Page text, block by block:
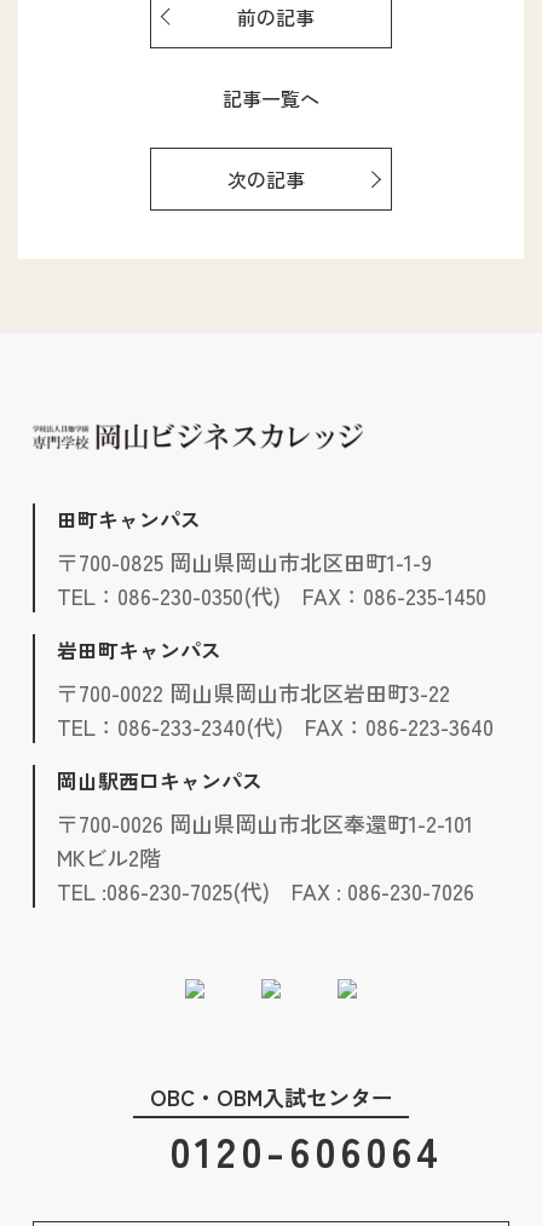
前の記事
記事一覧へ
次の記事
田町キャンパス
〒700-0825 岡山県岡山市北区田町1-1-9
TEL：086-230-0350(代) FAX：086-235-1450
岩田町キャンパス
〒700-0022 岡山県岡山市北区岩田町3-22
TEL：086-233-2340(代) FAX：086-223-3640
岡山駅西口キャンパス
〒700-0026 岡山県岡山市北区奉還町1-2-101
MKビル2階
TEL :086-230-7025(代) FAX : 086-230-7026
OBC・OBM入試センター
0120-606064